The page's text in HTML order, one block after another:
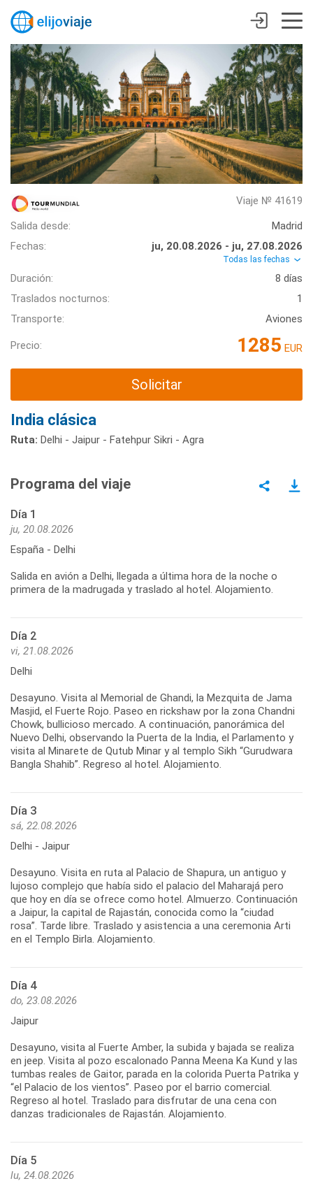
Viaje № 41619
Salida desde:
Madrid
Fechas:
ju, 20.08.2026 - ju, 27.08.2026
Todas las fechas
Duración:
8 días
Traslados nocturnos:
1
Transporte:
Aviones
Precio: 1285 EUR
Solicitar
India clásica
Ruta: Delhi - Jaipur - Fatehpur Sikri - Agra
Programa del viaje
Día 1
ju, 20.08.2026
España - Delhi
Salida en avión a Delhi, llegada a última hora de la noche o
primera de la madrugada y traslado al hotel. Alojamiento.
Día 2
vi, 21.08.2026
Delhi
Desayuno. Visita al Memorial de Ghandi, la Mezquita de Jama
Masjid, el Fuerte Rojo. Paseo en rickshaw por la zona Chandni
Chowk, bullicioso mercado. A continuación, panorámica del
Nuevo Delhi, observando la Puerta de la India, el Parlamento y
visita al Minarete de Qutub Minar y al templo Sikh “Gurudwara
Bangla Shahib”. Regreso al hotel. Alojamiento.
Día 3
sá, 22.08.2026
Delhi - Jaipur
Desayuno. Visita en ruta al Palacio de Shapura, un antiguo y
lujoso complejo que había sido el palacio del Maharajá pero
que hoy en día se ofrece como hotel. Almuerzo. Continuación
a Jaipur, la capital de Rajastán, conocida como la “ciudad
rosa”. Tarde libre. Traslado y asistencia a una ceremonia Arti
en el Templo Birla. Alojamiento.
Día 4
do, 23.08.2026
Jaipur
Desayuno, visita al Fuerte Amber, la subida y bajada se realiza
en jeep. Visita al pozo escalonado Panna Meena Ka Kund y las
tumbas reales de Gaitor, parada en la colorida Puerta Patrika y
“el Palacio de los vientos”. Paseo por el barrio comercial.
Regreso al hotel. Traslado para disfrutar de una cena con
danzas tradicionales de Rajastán. Alojamiento.
Día 5
lu, 24.08.2026